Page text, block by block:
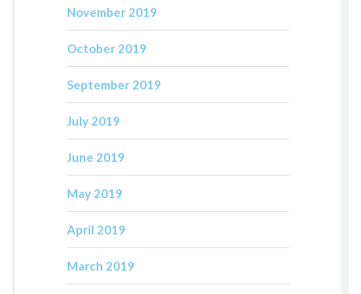
November 2019
October 2019
September 2019
July 2019
June 2019
May 2019
April 2019
March 2019